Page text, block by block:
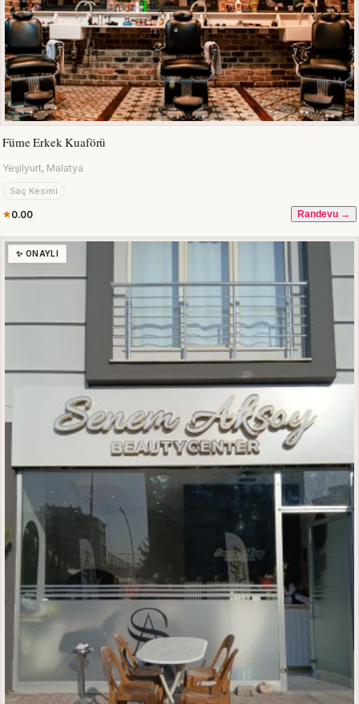
Füme Erkek Kuaförü
Yeşilyurt, Malatya
Saç Kesimi
0.00 Randevu →
✨ ONAYLI